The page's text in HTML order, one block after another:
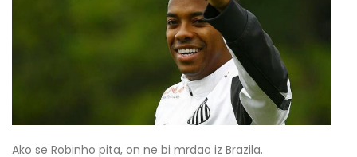
Ako se Robinho pita, on ne bi mrdao iz Brazila.